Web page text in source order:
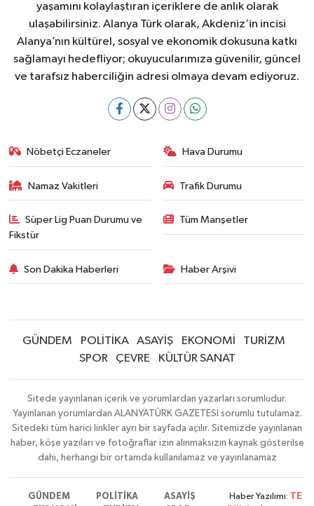
yaşamını kolaylaştıran içeriklere de anlık olarak
ulaşabilirsiniz. Alanya Türk olarak, Akdeniz’in incisi
Alanya’nın kültürel, sosyal ve ekonomik dokusuna katkı
sağlamayı hedefliyor; okuyucularımıza güvenilir, güncel
ve tarafsız haberciliğin adresi olmaya devam ediyoruz.
Nöbetçi Eczaneler Hava Durumu
Namaz Vakitleri Trafik Durumu
Süper Lig Puan Durumu ve
Fikstür
Tüm Manşetler
Son Dakika Haberleri Haber Arşivi
GÜNDEM POLİTİKA ASAYİŞ EKONOMİ
TURİZM
SPOR
ÇEVRE KÜLTÜR SANAT
Sitede yayınlanan içerik ve yorumlardan yazarları sorumludur.
Yayınlanan yorumlardan ALANYATÜRK GAZETESİ sorumlu tutulamaz.
Sitedeki tüm harici linkler ayrı bir sayfada açılır. Sitemizde yayınlanan
haber, köşe yazıları ve fotoğraflar izin alınmaksızın kaynak gösterilse
dahi, herhangi bir ortamda kullanılamaz ve yayınlanamaz
GÜNDEM POLİTİKA
ASAYİŞ
Haber Yazılımı: TE